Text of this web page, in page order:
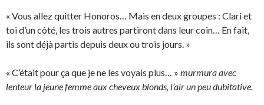
« Vous allez quitter Honoros… Mais en deux groupes : Clari et
toi d’un côté, les trois autres partiront dans leur coin… En fait,
ils sont déjà partis depuis deux ou trois jours. »
« C’était pour ça que je ne les voyais plus… » murmura avec
lenteur la jeune femme aux cheveux blonds, l’air un peu dubitative.